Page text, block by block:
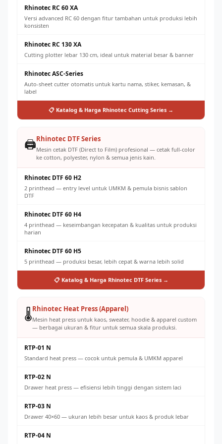
Rhinotec RC 60 XA
Versi advanced RC 60 dengan fitur tambahan untuk produksi lebih
konsisten
Rhinotec RC 130 XA
Cutting plotter lebar 130 cm, ideal untuk material besar & banner
Rhinotec ASC-Series
Auto-sheet cutter otomatis untuk kartu nama, stiker, kemasan, &
label
📋 Katalog & Harga Rhinotec Cutting Series →
🖨️Rhinotec DTF Series
Mesin cetak DTF (Direct to Film) profesional — cetak full-color
ke cotton, polyester, nylon & semua jenis kain.
Rhinotec DTF 60 H2
2 printhead — entry level untuk UMKM & pemula bisnis sablon
DTF
Rhinotec DTF 60 H4
4 printhead — keseimbangan kecepatan & kualitas untuk produksi
harian
Rhinotec DTF 60 H5
5 printhead — produksi besar, lebih cepat & warna lebih solid
📋 Katalog & Harga Rhinotec DTF Series →
🌡️Rhinotec Heat Press (Apparel)
Mesin heat press untuk kaos, sweater, hoodie & apparel custom
— berbagai ukuran & fitur untuk semua skala produksi.
RTP-01 N
Standard heat press — cocok untuk pemula & UMKM apparel
RTP-02 N
Drawer heat press — efisiensi lebih tinggi dengan sistem laci
RTP-03 N
Drawer 40×60 — ukuran lebih besar untuk kaos & produk lebar
RTP-04 N